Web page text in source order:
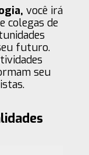
você irá
colegas de
futuro.
seu